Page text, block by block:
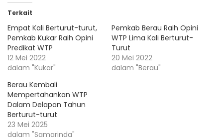
Terkait
Empat Kali Berturut-turut,
Pemkab Kukar Raih Opini
Predikat WTP
12 Mei 2022
dalam "Kukar"
Pemkab Berau Raih Opini
WTP Lima Kali Berturut-
Turut
20 Mei 2022
dalam "Berau"
Berau Kembali
Mempertahankan WTP
Dalam Delapan Tahun
Berturut-turut
23 Mei 2025
dalam "Samarinda"